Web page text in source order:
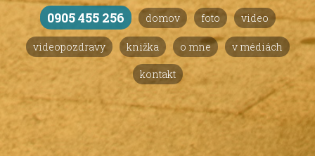
0905 455 256 domov foto video
videopozdravy knižka o mne v médiách
kontakt